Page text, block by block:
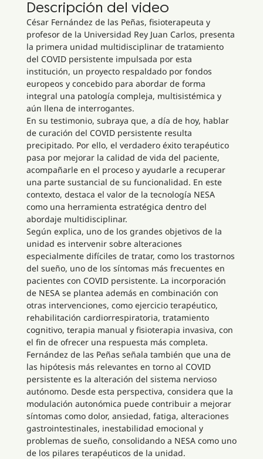
Descripción del video
César Fernández de las Peñas, fisioterapeuta y
profesor de la Universidad Rey Juan Carlos, presenta
la primera unidad multidisciplinar de tratamiento
del COVID persistente impulsada por esta
institución, un proyecto respaldado por fondos
europeos y concebido para abordar de forma
integral una patología compleja, multisistémica y
aún llena de interrogantes.
En su testimonio, subraya que, a día de hoy, hablar
de curación del COVID persistente resulta
precipitado. Por ello, el verdadero éxito terapéutico
pasa por mejorar la calidad de vida del paciente,
acompañarle en el proceso y ayudarle a recuperar
una parte sustancial de su funcionalidad. En este
contexto, destaca el valor de la tecnología NESA
como una herramienta estratégica dentro del
abordaje multidisciplinar.
Según explica, uno de los grandes objetivos de la
unidad es intervenir sobre alteraciones
especialmente difíciles de tratar, como los trastornos
del sueño, uno de los síntomas más frecuentes en
pacientes con COVID persistente. La incorporación
de NESA se plantea además en combinación con
otras intervenciones, como ejercicio terapéutico,
rehabilitación cardiorrespiratoria, tratamiento
cognitivo, terapia manual y fisioterapia invasiva, con
el fin de ofrecer una respuesta más completa.
Fernández de las Peñas señala también que una de
las hipótesis más relevantes en torno al COVID
persistente es la alteración del sistema nervioso
autónomo. Desde esta perspectiva, considera que la
modulación autonómica puede contribuir a mejorar
síntomas como dolor, ansiedad, fatiga, alteraciones
gastrointestinales, inestabilidad emocional y
problemas de sueño, consolidando a NESA como uno
de los pilares terapéuticos de la unidad.